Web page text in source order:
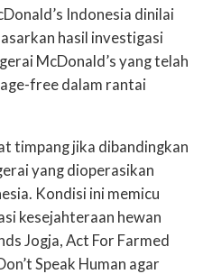
Indonesia dinilai
hasil investigasi
McDonald’s yang telah
free dalam rantai
timpang jika dibandingkan
yang dioperasikan
Kondisi ini memicu
kesejahteraan hewan
Jogja, Act For Farmed
Speak Human agar